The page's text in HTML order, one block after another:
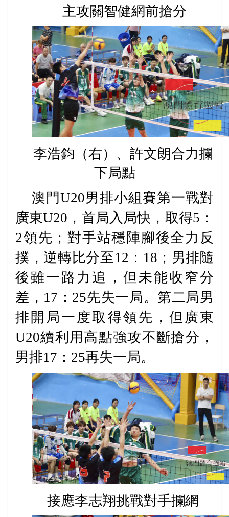
主攻關智健網前搶分
李浩鈞（右）、許文朗合力攔
下局點
澳門U20男排小組賽第一戰對
廣東U20 ，首局入局快，取得5 ：
2領先；對手站穩陣腳後全力反
撲，逆轉比分至12 ： 18 ；男排隨
後雖一路力追，但未能收窄分
差， 17 ： 25先失一局。第二局男
排開局一度取得領先，但廣東
U20續利用高點強攻不斷搶分，
男排17 ： 25再失一局。
接應李志翔挑戰對手攔網